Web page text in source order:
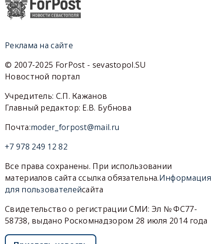
Реклама на сайте
© 2007-2025 ForPost - sevastopol.SU
Новостной портал
Учредитель: С.П. Кажанов
Главный редактор: Е.В. Бубнова
Почта:moder_forpost@mail.ru
+7 978 249 12 82
Все права сохранены. При использовании
материалов сайта ссылка обязательна.Информация
для пользователейсайта
Свидетельство о регистрации СМИ: Эл № ФС77-
58738, выдано Роскомнадзором 28 июля 2014 года